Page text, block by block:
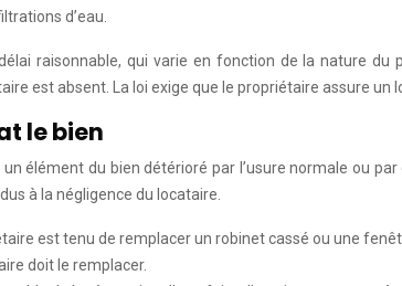
d’eau.
raisonnable, qui varie en fonction de la nature
est absent. La loi exige que le propriétaire assure
le bien
élément du bien détérioré par l’usure normale ou
à la négligence du locataire.
est tenu de remplacer un robinet cassé ou une
doit le remplacer.